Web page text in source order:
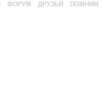
ФОРУМ ДРУЗЬЯ ПОМНИМ